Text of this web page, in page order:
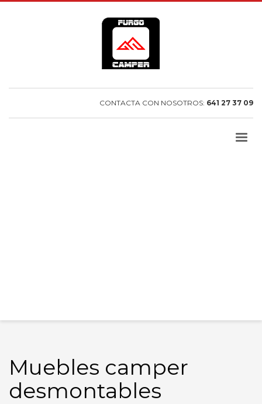
CONTACTA CON NOSOTROS: 641 27 37 09
Muebles camper
desmontables